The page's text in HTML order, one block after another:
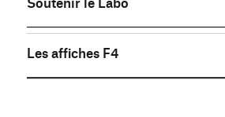
Les affiches F4